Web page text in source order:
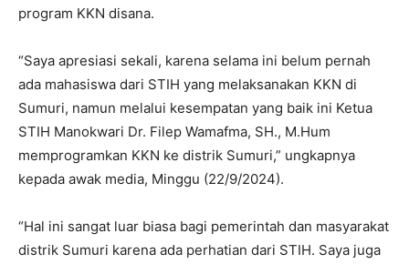
program KKN disana.
“Saya apresiasi sekali, karena selama ini belum pernah
ada mahasiswa dari STIH yang melaksanakan KKN di
Sumuri, namun melalui kesempatan yang baik ini Ketua
STIH Manokwari Dr. Filep Wamafma, SH., M.Hum
memprogramkan KKN ke distrik Sumuri,” ungkapnya
kepada awak media, Minggu (22/9/2024).
“Hal ini sangat luar biasa bagi pemerintah dan masyarakat
distrik Sumuri karena ada perhatian dari STIH. Saya juga